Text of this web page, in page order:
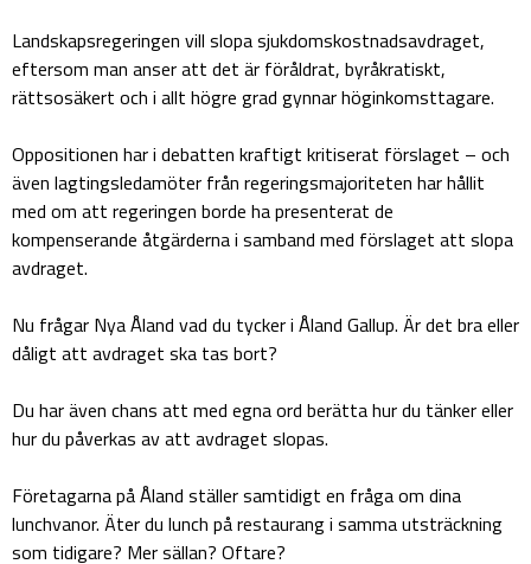
Landskapsregeringen vill slopa sjukdomskostnadsavdraget,
eftersom man anser att det är föråldrat, byråkratiskt,
rättsosäkert och i allt högre grad gynnar höginkomsttagare.
Oppositionen har i debatten kraftigt kritiserat förslaget – och
även lagtingsledamöter från regeringsmajoriteten har hållit
med om att regeringen borde ha presenterat de
kompenserande åtgärderna i samband med förslaget att slopa
avdraget.
Nu frågar Nya Åland vad du tycker i Åland Gallup. Är det bra eller
dåligt att avdraget ska tas bort?
Du har även chans att med egna ord berätta hur du tänker eller
hur du påverkas av att avdraget slopas.
Företagarna på Åland ställer samtidigt en fråga om dina
lunchvanor. Äter du lunch på restaurang i samma utsträckning
som tidigare? Mer sällan? Oftare?